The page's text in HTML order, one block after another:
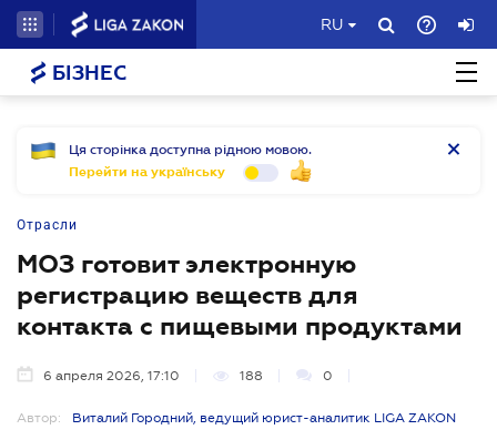
RU
БІЗНЕС
Ця сторінка доступна рідною мовою.
Перейти на українську
Отрасли
МОЗ готовит электронную
регистрацию веществ для
контакта с пищевыми продуктами
6 апреля 2026, 17:10 188 0
Автор: Виталий Городний, ведущий юрист-аналитик LIGA ZAKON